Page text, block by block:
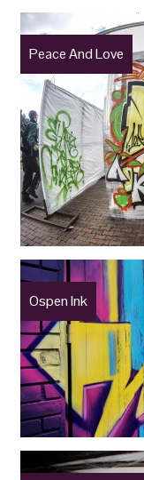
Peace And Love
Ospen Ink